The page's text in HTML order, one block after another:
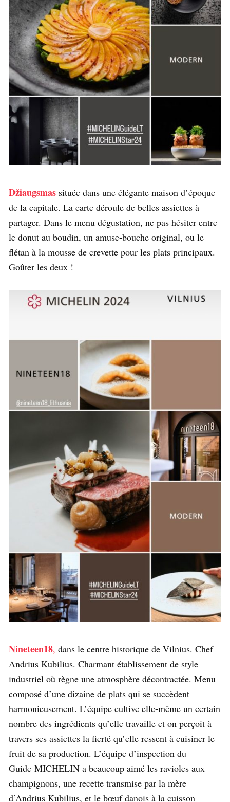
Džiaugsmas située dans une élégante maison d’époque
de la capitale. La carte déroule de belles assiettes à
partager. Dans le menu dégustation, ne pas hésiter entre
le donut au boudin, un amuse-bouche original, ou le
flétan à la mousse de crevette pour les plats principaux.
Goûter les deux !
Nineteen18, dans le centre historique de Vilnius. Chef
Andrius Kubilius. Charmant établissement de style
industriel où règne une atmosphère décontractée. Menu
composé d’une dizaine de plats qui se succèdent
harmonieusement. L’équipe cultive elle-même un certain
nombre des ingrédients qu’elle travaille et on perçoit à
travers ses assiettes la fierté qu’elle ressent à cuisiner le
fruit de sa production. L’équipe d’inspection du
Guide MICHELIN a beaucoup aimé les ravioles aux
champignons, une recette transmise par la mère
d’Andrius Kubilius, et le bœuf danois à la cuisson